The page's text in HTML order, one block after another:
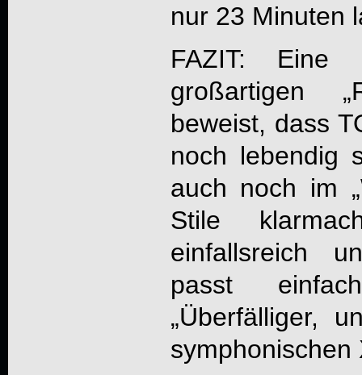
nur 23 Minuten
FAZIT:
großartigen
beweist, dass
noch lebendig
auch noch im
Stile
einfallsreich
passt
„Überfälliger,
symphonischen